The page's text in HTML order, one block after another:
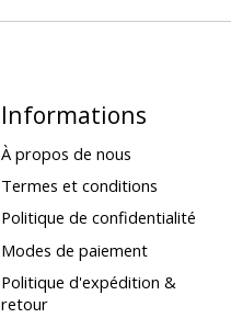
Informations
À propos de nous
Termes et conditions
Politique de confidentialité
Modes de paiement
Politique d'expédition &
retour